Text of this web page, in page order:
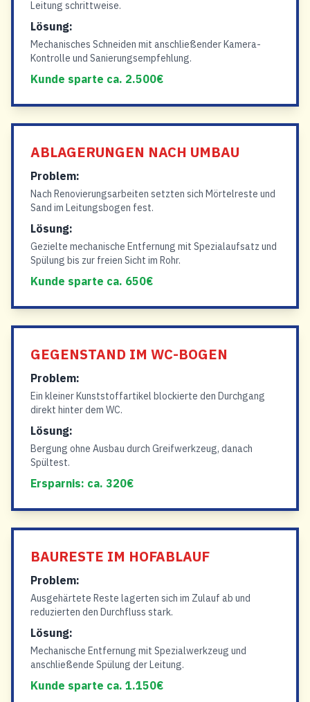
Leitung schrittweise.
Lösung:
Mechanisches Schneiden mit anschließender Kamera-
Kontrolle und Sanierungsempfehlung.
Kunde sparte ca. 2.500€
ABLAGERUNGEN NACH UMBAU
Problem:
Nach Renovierungsarbeiten setzten sich Mörtelreste und
Sand im Leitungsbogen fest.
Lösung:
Gezielte mechanische Entfernung mit Spezialaufsatz und
Spülung bis zur freien Sicht im Rohr.
Kunde sparte ca. 650€
GEGENSTAND IM WC-BOGEN
Problem:
Ein kleiner Kunststoffartikel blockierte den Durchgang
direkt hinter dem WC.
Lösung:
Bergung ohne Ausbau durch Greifwerkzeug, danach
Spültest.
Ersparnis: ca. 320€
BAURESTE IM HOFABLAUF
Problem:
Ausgehärtete Reste lagerten sich im Zulauf ab und
reduzierten den Durchfluss stark.
Lösung:
Mechanische Entfernung mit Spezialwerkzeug und
anschließende Spülung der Leitung.
Kunde sparte ca. 1.150€